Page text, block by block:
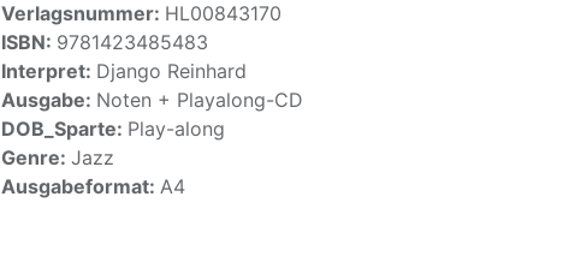
Verlagsnummer: HL00843170
ISBN: 9781423485483
Interpret: Django Reinhard
Ausgabe: Noten + Playalong-CD
DOB_Sparte: Play-along
Genre: Jazz
Ausgabeformat: A4